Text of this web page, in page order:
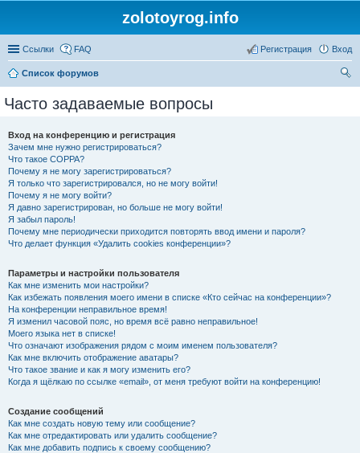
zolotoyrog.info
Ссылки FAQ Вход
Регистрация
Список форумов
Часто задаваемые вопросы
Вход на конференцию и регистрация
Зачем мне нужно регистрироваться?
Что такое COPPA?
Почему я не могу зарегистрироваться?
Я только что зарегистрировался, но не могу войти!
Почему я не могу войти?
Я давно зарегистрирован, но больше не могу войти!
Я забыл пароль!
Почему мне периодически приходится повторять ввод имени и пароля?
Что делает функция «Удалить cookies конференции»?
Параметры и настройки пользователя
Как мне изменить мои настройки?
Как избежать появления моего имени в списке «Кто сейчас на конференции»?
На конференции неправильное время!
Я изменил часовой пояс, но время всё равно неправильное!
Моего языка нет в списке!
Что означают изображения рядом с моим именем пользователя?
Как мне включить отображение аватары?
Что такое звание и как я могу изменить его?
Когда я щёлкаю по ссылке «email», от меня требуют войти на конференцию!
Создание сообщений
Как мне создать новую тему или сообщение?
Как мне отредактировать или удалить сообщение?
Как мне добавить подпись к своему сообщению?